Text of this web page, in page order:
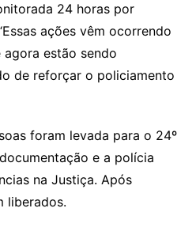
24 horas por
ações vêm ocorrendo
estão sendo
de reforçar o policiamento
foram levada para o 24º
e a polícia
na Justiça. Após
liberados.